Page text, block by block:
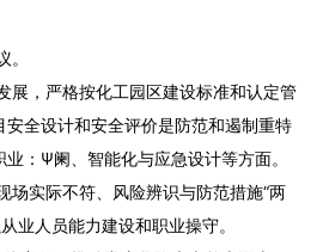
。
展，严格按化工园区建设标准和认定管
安全设计和安全评价是防范和遏制重特
Ψ阑、 智能化与应急设计等方面。
实际不符、风险辨识与防范措施“两
员能力建设和职业操守。